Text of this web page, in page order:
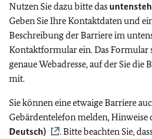
Nutzen Sie dazu bitte das
Geben Sie Ihre Kontaktdaten und
Beschreibung der Barriere im
Kontaktformular ein. Das Formular
genaue Webadresse, auf der Sie die
mit.
Sie können eine etwaige Barriere
Gebärdentelefon melden, Hinweise
Deutsch)
. Bitte beachten Sie,